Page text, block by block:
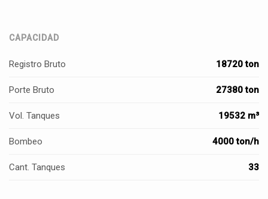
CAPACIDAD
Registro Bruto 18720 ton
Porte Bruto 27380 ton
Vol. Tanques 19532 m³
Bombeo 4000 ton/h
Cant. Tanques 33